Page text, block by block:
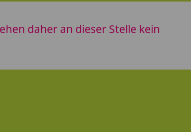
daher an dieser Stelle kein